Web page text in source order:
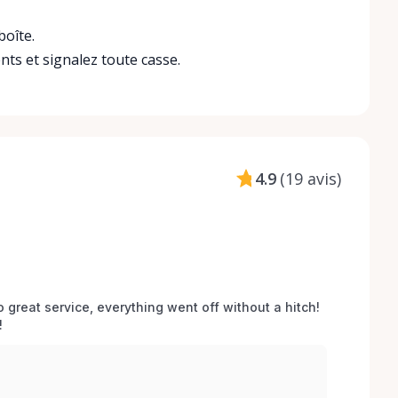
et signalez toute casse.
4.9 (19 avis)
great service, everything went off without a hitch!